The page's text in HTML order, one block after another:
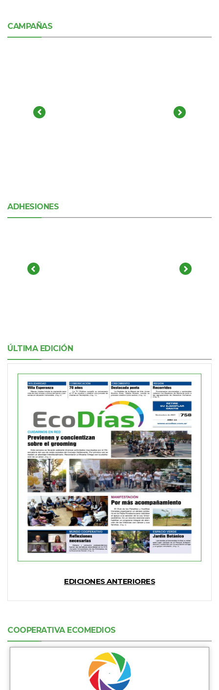
CAMPAÑAS
ADHESIONES
ÚLTIMA EDICIÓN
EDICIONES ANTERIORES
COOPERATIVA ECOMEDIOS